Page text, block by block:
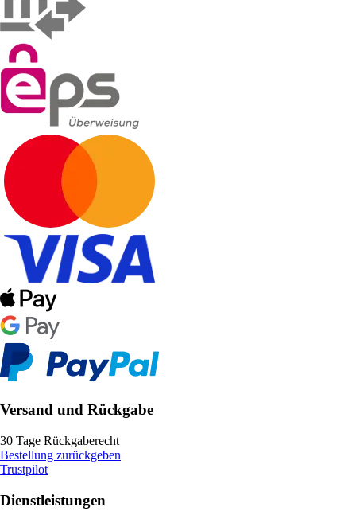
Versand und Rückgabe
30 Tage Rückgaberecht
Bestellung zurückgeben
Trustpilot
Dienstleistungen